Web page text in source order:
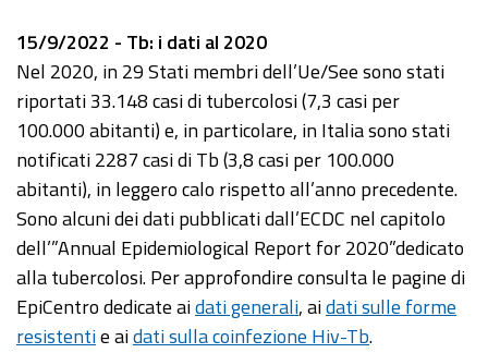
15/9/2022 - Tb: i dati al 2020
Nel 2020, in 29 Stati membri dell’Ue/See sono stati
riportati 33.148 casi di tubercolosi (7,3 casi per
100.000 abitanti) e, in particolare, in Italia sono stati
notificati 2287 casi di Tb (3,8 casi per 100.000
abitanti), in leggero calo rispetto all’anno precedente.
Sono alcuni dei dati pubblicati dall’ECDC nel capitolo
dell’”Annual Epidemiological Report for 2020”dedicato
alla tubercolosi. Per approfondire consulta le pagine di
EpiCentro dedicate aidati generali, aidati sulle forme
resistentie aidati sulla coinfezione Hiv-Tb.